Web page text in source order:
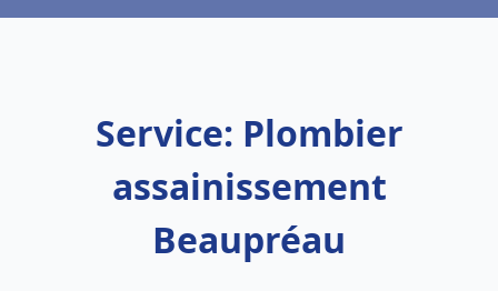
Service: Plombier
assainissement
Beaupréau